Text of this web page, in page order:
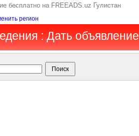
бесплатно на FREEADS.uz Гулистан
регион
: Дать объявление